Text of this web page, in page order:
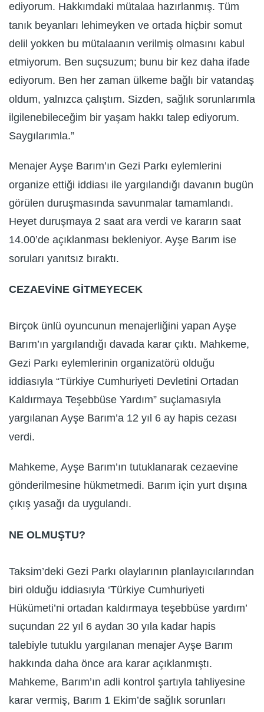
ediyorum. Hakkımdaki mütalaa hazırlanmış. Tüm
tanık beyanları lehimeyken ve ortada hiçbir somut
delil yokken bu mütalaanın verilmiş olmasını kabul
etmiyorum. Ben suçsuzum; bunu bir kez daha ifade
ediyorum. Ben her zaman ülkeme bağlı bir vatandaş
oldum, yalnızca çalıştım. Sizden, sağlık sorunlarımla
ilgilenebileceğim bir yaşam hakkı talep ediyorum.
Saygılarımla.”
Menajer Ayşe Barım’ın Gezi Parkı eylemlerini
organize ettiği iddiası ile yargılandığı davanın bugün
görülen duruşmasında savunmalar tamamlandı.
Heyet duruşmaya 2 saat ara verdi ve kararın saat
14.00’de açıklanması bekleniyor. Ayşe Barım ise
soruları yanıtsız bıraktı.
CEZAEVİNE GİTMEYECEK
Birçok ünlü oyuncunun menajerliğini yapan Ayşe
Barım’ın yargılandığı davada karar çıktı. Mahkeme,
Gezi Parkı eylemlerinin organizatörü olduğu
iddiasıyla “Türkiye Cumhuriyeti Devletini Ortadan
Kaldırmaya Teşebbüse Yardım” suçlamasıyla
yargılanan Ayşe Barım’a 12 yıl 6 ay hapis cezası
verdi.
Mahkeme, Ayşe Barım’ın tutuklanarak cezaevine
gönderilmesine hükmetmedi. Barım için yurt dışına
çıkış yasağı da uygulandı.
NE OLMUŞTU?
Taksim’deki Gezi Parkı olaylarının planlayıcılarından
biri olduğu iddiasıyla ‘Türkiye Cumhuriyeti
Hükümeti’ni ortadan kaldırmaya teşebbüse yardım’
suçundan 22 yıl 6 aydan 30 yıla kadar hapis
talebiyle tutuklu yargılanan menajer Ayşe Barım
hakkında daha önce ara karar açıklanmıştı.
Mahkeme, Barım’ın adli kontrol şartıyla tahliyesine
karar vermiş, Barım 1 Ekim’de sağlık sorunları